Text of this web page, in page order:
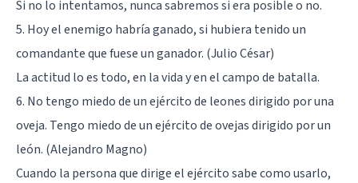
Si no lo intentamos, nunca sabremos si era posible o no.
5. Hoy el enemigo habría ganado, si hubiera tenido un
comandante que fuese un ganador. (Julio César)
La actitud lo es todo, en la vida y en el campo de batalla.
6. No tengo miedo de un ejército de leones dirigido por una
oveja. Tengo miedo de un ejército de ovejas dirigido por un
león. (Alejandro Magno)
Cuando la persona que dirige el ejército sabe como usarlo,